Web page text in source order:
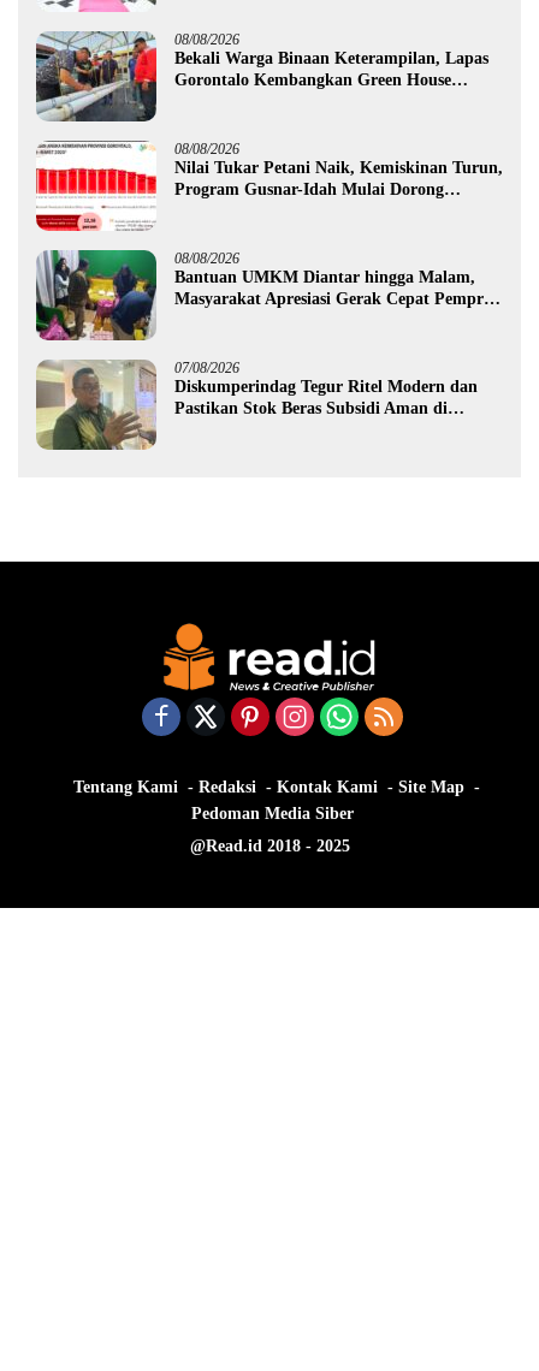
08/08/2026
Bekali Warga Binaan Keterampilan, Lapas
Gorontalo Kembangkan Green House
08/08/2026
Nilai Tukar Petani Naik, Kemiskinan Turun,
Program Gusnar-Idah Mulai Dorong
08/08/2026
Bantuan UMKM Diantar hingga Malam,
Masyarakat Apresiasi Gerak Cepat Pemprov
07/08/2026
Diskumperindag Tegur Ritel Modern dan
Pastikan Stok Beras Subsidi Aman di
Tentang Kami Redaksi Kontak Kami
Site Map
Pedoman Media Siber
@Read.id 2018 - 2025